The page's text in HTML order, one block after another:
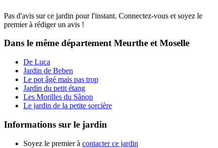
Pas d'avis sur ce jardin pour l'instant. Connectez-vous et soyez le
premier à rédiger un avis !
Dans le même départementMeurthe et Moselle
De Luca
Jardin de Beben
Le pot âgé mais pas trop
Jardin du petit étang
Les Morilles du Sânon
Le jardin de la petite sorcière
Informations sur le jardin
Soyez le premier à contacter ce jardin